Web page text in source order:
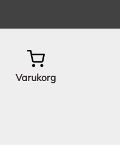
Varukorg